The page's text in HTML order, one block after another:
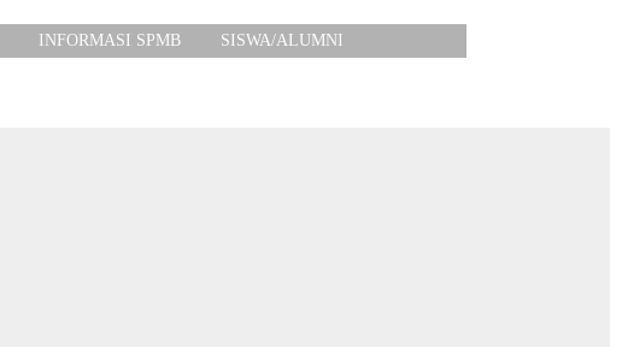
INFORMASI SPMB SISWA/ALUMNI